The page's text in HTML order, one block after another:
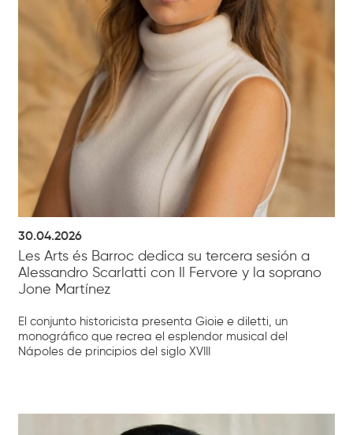
30.04.2026
Les Arts és Barroc dedica su tercera sesión a
Alessandro Scarlatti con Il Fervore y la soprano
Jone Martínez
El conjunto historicista presenta Gioie e diletti, un
monográfico que recrea el esplendor musical del
Nápoles de principios del siglo XVIII